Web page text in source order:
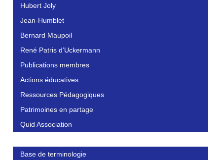
Hubert Joly
Jean-Humblet
Bernard Maupoil
René Patris d’Uckermann
Publications membres
Actions éducatives
Ressources Pédagogiques
Patrimoines en partage
Quid Association
Base de terminologie